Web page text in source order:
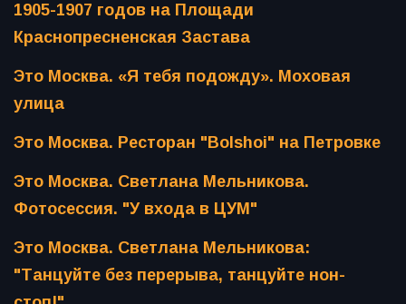
1905-1907 годов на Площади
Краснопресненская Застава
Это Москва. «Я тебя подожду». Моховая
улица
Это Москва. Ресторан "Bolshoi" на Петровке
Это Москва. Светлана Мельникова.
Фотосессия. "У входа в ЦУМ"
Это Москва. Светлана Мельникова:
"Танцуйте без перерыва, танцуйте нон-